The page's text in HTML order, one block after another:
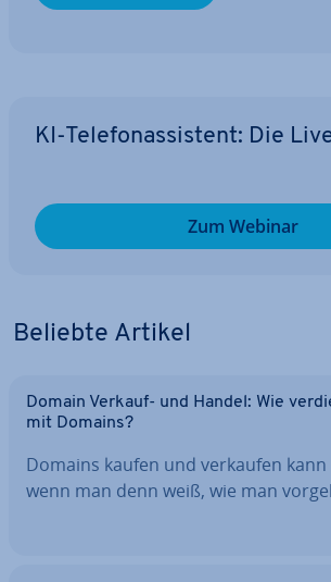
KI-Te­le­fon­as­sis­tent: Die
Zum Webinar
Beliebte Artikel
Domain Verkauf- und Handel: Wie
mit Domains?
Domains kaufen und verkaufen
wenn man denn weiß, wie man